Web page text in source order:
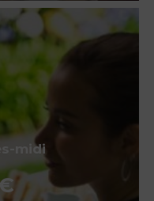
midi